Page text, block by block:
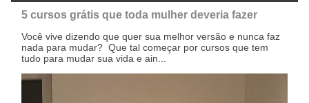
5 cursos grátis que toda mulher deveria fazer
Você vive dizendo que quer sua melhor versão e nunca faz
nada para mudar? Que tal começar por cursos que tem
tudo para mudar sua vida e ain...